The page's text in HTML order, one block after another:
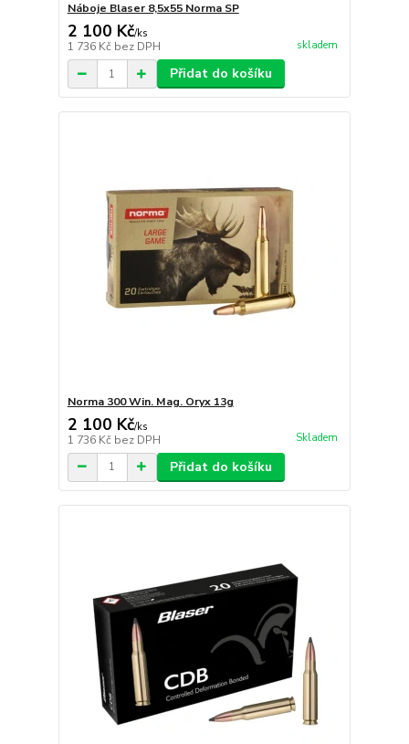
Náboje Blaser 8,5x55 Norma SP
2 100 Kč/ks
1 736 Kč bez DPH skladem
Přidat do košíku
Norma 300 Win. Mag. Oryx 13g
2 100 Kč/ks
1 736 Kč bez DPH Skladem
Přidat do košíku